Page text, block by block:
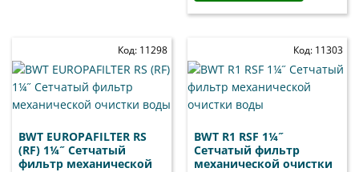
Код: 11298
BWT EUROPAFILTER RS
(RF) 1¼˝ Сетчатый
фильтр механической
Код: 11303
BWT R1 RSF 1¼˝
Сетчатый фильтр
механической очистки